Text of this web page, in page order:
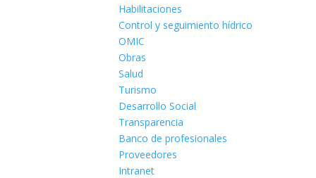
Habilitaciones
Control y seguimiento hídrico
OMIC
Obras
Salud
Turismo
Desarrollo Social
Transparencia
Banco de profesionales
Proveedores
Intranet